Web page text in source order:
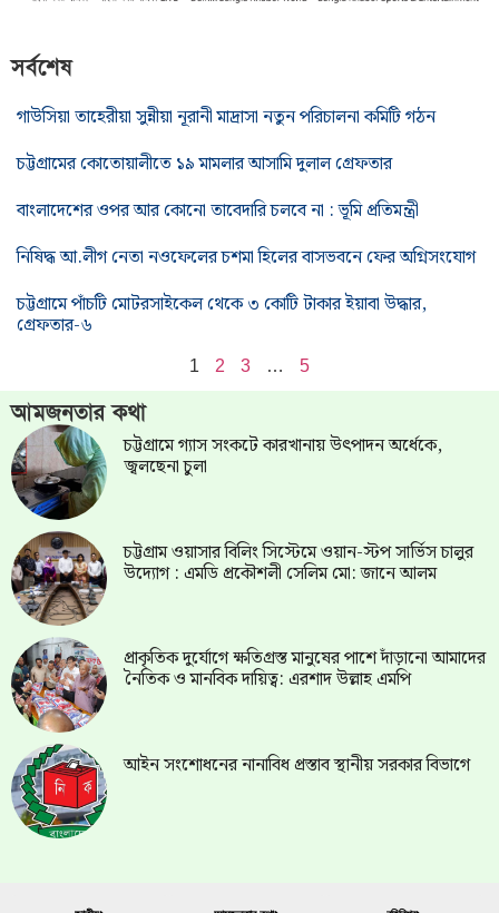
সর্বশেষ
গাউসিয়া তাহেরীয়া সুন্নীয়া নূরানী মাদ্রাসা নতুন পরিচালনা কমিটি গঠন
চট্টগ্রামের কোতোয়ালীতে ১৯ মামলার আসামি দুলাল গ্রেফতার
বাংলাদেশের ওপর আর কোনো তাবেদারি চলবে না : ভূমি প্রতিমন্ত্রী
নিষিদ্ধ আ.লীগ নেতা নওফেলের চশমা হিলের বাসভবনে ফের অগ্নিসংযোগ
চট্টগ্রামে পাঁচটি মোটরসাইকেল থেকে ৩ কোটি টাকার ইয়াবা উদ্ধার,
গ্রেফতার-৬
1 2 3 … 5
আমজনতার কথা
চট্টগ্রামে গ্যাস সংকটে কারখানায় উৎপাদন অর্ধেকে,
জ্বলছেনা চুলা
চট্টগ্রাম ওয়াসার বিলিং সিস্টেমে ওয়ান-স্টপ সার্ভিস চালুর
উদ্যোগ : এমডি প্রকৌশলী সেলিম মো: জানে আলম
প্রাকৃতিক দুর্যোগে ক্ষতিগ্রস্ত মানুষের পাশে দাঁড়ানো আমাদের
নৈতিক ও মানবিক দায়িত্ব: এরশাদ উল্লাহ এমপি
আইন সংশোধনের নানাবিধ প্রস্তাব স্থানীয় সরকার বিভাগে